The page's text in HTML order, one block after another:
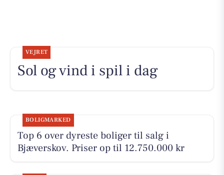
VEJRET
Sol og vind i spil i dag
BOLIGMARKED
Top 6 over dyreste boliger til salg i
Bjæverskov. Priser op til 12.750.000 kr